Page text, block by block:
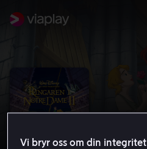
Vi bryr oss om din integritet